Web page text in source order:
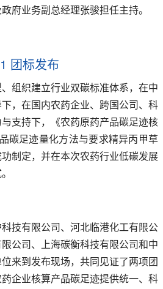
府业务副总经理张骏担任主持。
团标发布
组织建立行业双碳标准体系，在中
，在国内农药企业、跨国公司、科
支持下，《农药原药产品碳足迹核
碳足迹量化方法与要求精异丙甲草
制定，并在本次农药行业低碳发展
技有限公司、河北临港化工有限公
公司、上海碳衡科技有限公司和中
来到发布现场，共同见证了两项团
企业核算产品碳足迹提供统一、科